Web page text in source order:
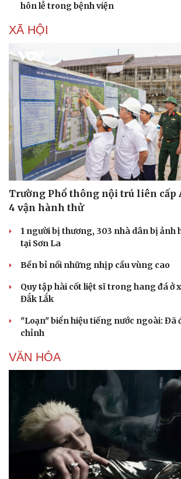
Sức khỏe
Dinh dưỡng - món ngon
Cây thuốc
Sản phụ khoa
Nhi khoa
Nam khoa
Làm đẹp - giảm cân
Phòng mạch online
Ăn sạch sống khỏe
Đời sống
Nhà đẹp
Tình yêu -
hôn lễ trong bệnh viện
XÃ HỘI
Trường Phổ thông nội trú liên cấp
4 vận hành thử
1 người bị thương, 303 nhà dân bị ảnh
tại Sơn La
Bền bỉ nối những nhịp cầu vùng cao
Quy tập hài cốt liệt sĩ trong hang đá ở
Đắk Lắk
"Loạn" biển hiệu tiếng nước ngoài: Đã
chỉnh
VĂN HÓA